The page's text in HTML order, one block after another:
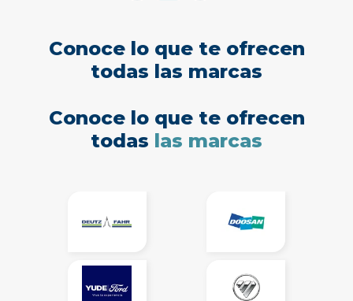
Conoce lo que te ofrecen
todas las marcas
Conoce lo que te ofrecen
todas las marcas